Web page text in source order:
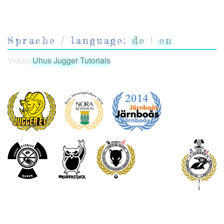
Sprache / language:de |en
Video:Uhus Jugger Tutorials